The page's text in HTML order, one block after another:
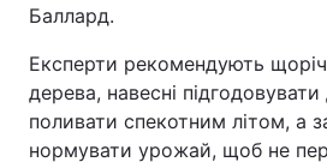
Баллард.
Експерти рекомендують
дерева, навесні
поливати спекотним літом, а
нормувати урожай, щоб не